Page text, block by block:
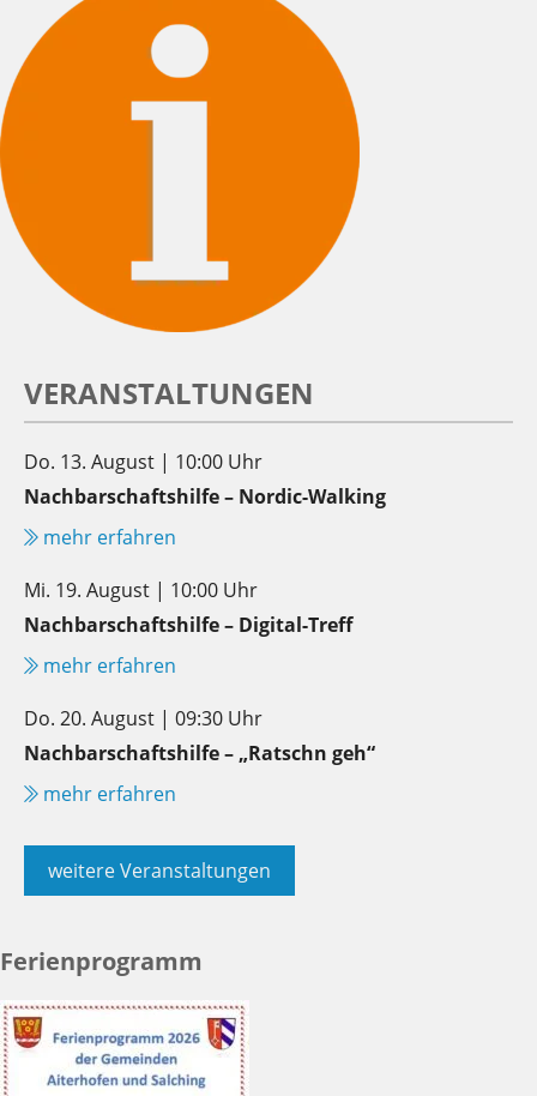
VERANSTALTUNGEN
Do. 13. August | 10:00 Uhr
Nachbarschaftshilfe – Nordic-Walking
mehr erfahren
Mi. 19. August | 10:00 Uhr
Nachbarschaftshilfe – Digital-Treff
mehr erfahren
Do. 20. August | 09:30 Uhr
Nachbarschaftshilfe – „Ratschn geh“
mehr erfahren
weitere Veranstaltungen
Ferienprogramm